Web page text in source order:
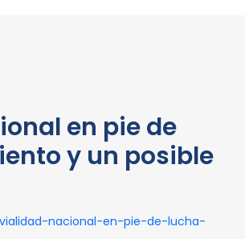
en pie de
y un posible
nacional-en-pie-de-lucha-